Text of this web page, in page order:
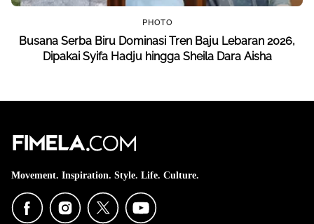
PHOTO
Busana Serba Biru Dominasi Tren Baju Lebaran 2026,
Dipakai Syifa Hadju hingga Sheila Dara Aisha
Movement. Inspiration. Style. Life. Culture.